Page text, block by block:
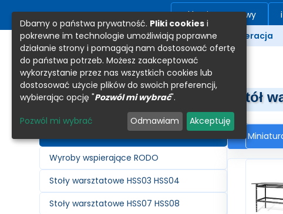
Sklep internetowy
Produkty
Kooperacja
Wyroby wspierające RODO
Stoły warsztatowe HSS03 HSS04
Stoły warsztatowe HSS07 HSS08
Stół
Dbamy o państwa prywatność. Pliki cookies i
pokrewne im technologie umożliwiają poprawne
działanie strony i pomagają nam dostosować ofertę
do państwa potrzeb. Możesz zaakceptować
wykorzystanie przez nas wszystkich cookies lub
dostosować użycie plików do swoich preferencji,
wybierając opcję "Pozwól mi wybrać".
Pozwól mi wybrać Odmawiam Akceptuję